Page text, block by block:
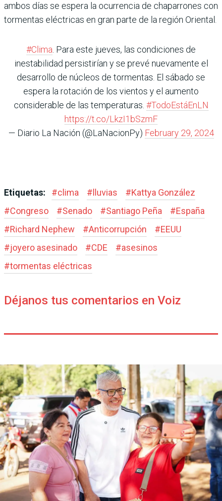
ambos días se espera la ocurrencia de chaparrones con
tormentas eléctricas en gran parte de la región Oriental.
#Clima . Para este jueves, las condiciones de
inestabilidad persistirían y se prevé nuevamente el
desarrollo de núcleos de tormentas. El sábado se
espera la rotación de los vientos y el aumento
considerable de las temperaturas. #TodoEstáEnLN
https://t.co/LkzI1bSzmF
— Diario La Nación (@LaNacionPy) February 29, 2024
Etiquetas: #clima # lluvias #Kattya González
#Congreso #Senado #Santiago Peña #España
#Richard Nephew #Anticorrupción #EEUU
#joyero asesinado #CDE #asesinos
#tormentas eléctricas
Déjanos tus comentarios en Voiz